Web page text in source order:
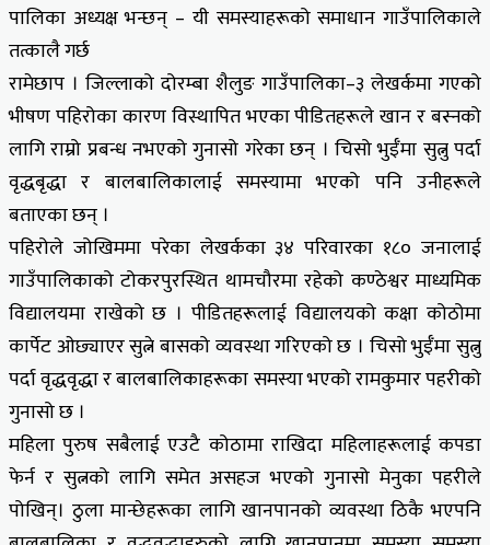
पालिका अध्यक्ष भन्छन् – यी समस्याहरूको समाधान गाउँपालिकाले
तत्कालै गर्छ
रामेछाप । जिल्लाको दोरम्बा शैलुङ गाउँपालिका–३ लेखर्कमा गएको
भीषण पहिरोका कारण विस्थापित भएका पीडितहरूले खान र बस्नको
लागि राम्रो प्रबन्ध नभएको गुनासो गरेका छन् । चिसो भुईँमा सुत्नु पर्दा
वृद्धबृद्धा र बालबालिकालाई समस्यामा भएको पनि उनीहरूले
बताएका छन् ।
पहिरोले जोखिममा परेका लेखर्कका ३४ परिवारका १८० जनालाई
गाउँपालिकाको टोकरपुरस्थित थामचौरमा रहेको कण्ठेश्वर माध्यमिक
विद्यालयमा राखेको छ । पीडितहरूलाई विद्यालयको कक्षा कोठोमा
कार्पेट ओछ्याएर सुत्ने बासको व्यवस्था गरिएको छ । चिसो भुईँमा सुत्नु
पर्दा वृद्धवृद्धा र बालबालिकाहरूका समस्या भएको रामकुमार पहरीको
गुनासो छ ।
महिला पुरुष सबैलाई एउटै कोठामा राखिदा महिलाहरूलाई कपडा
फेर्न र सुत्नको लागि समेत असहज भएको गुनासो मेनुका पहरीले
पोखिन्। ठुला मान्छेहरूका लागि खानपानको व्यवस्था ठिकै भएपनि